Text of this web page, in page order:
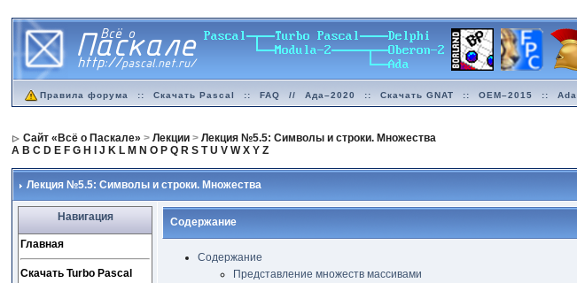
Правила форума :: Скачать Pascal :: FAQ // Ада–2020 :: Скачать GNAT :: OEM–2015 ::
Сайт «Всё о Паскале» >Лекции >Лекция №5.5: Символы и строки. Множества
A B C D E F G H J K L M N O P Q R S T U V W X Y Z
Лекция №5.5: Символы и строки. Множества
Навигация
Главная
Скачать Turbo Pascal
Содержание
Содержание
Представление множеств массивами